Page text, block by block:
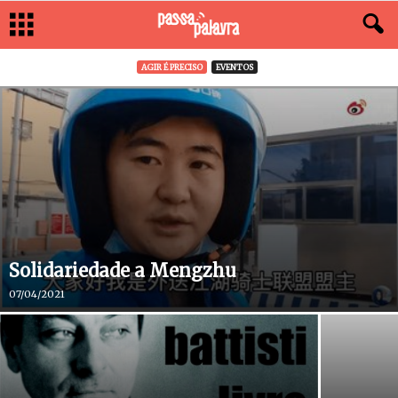
AGIR É PRECISO EVENTOS
Solidariedade a Mengzhu
07/04/2021